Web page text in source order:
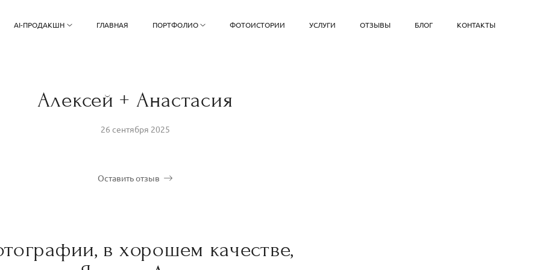
AI-ПРОДАКШН ГЛАВНАЯ ПОРТФОЛИО ФОТОИСТОРИИ УСЛУГИ ОТЗЫВЫ БЛОГ КОНТАКТЫ
Алексей + Анастасия
26 сентября 2025
Оставить отзыв
в хорошем качестве,